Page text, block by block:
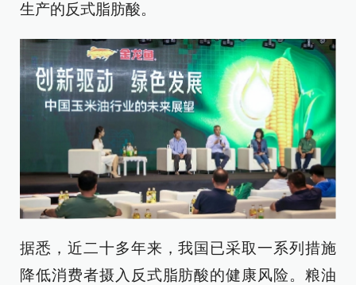
生产的反式脂肪酸。
据悉，近二十多年来，我国已采取一系列措施
降低消费者摄入反式脂肪酸的健康风险。粮油